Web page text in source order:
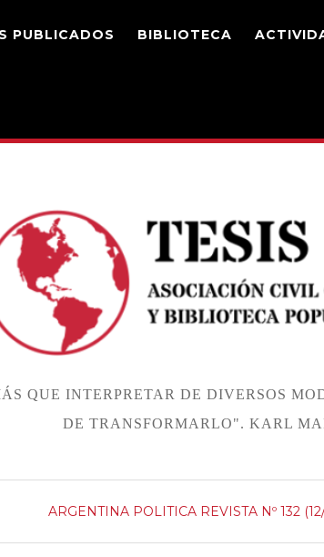
PUBLICADOS BIBLIOTECA
QUE INTERPRETAR DE DIVERSOS
DE TRANSFORMARLO". KARL
ARGENTINA POLITICA REVISTA Nº 132